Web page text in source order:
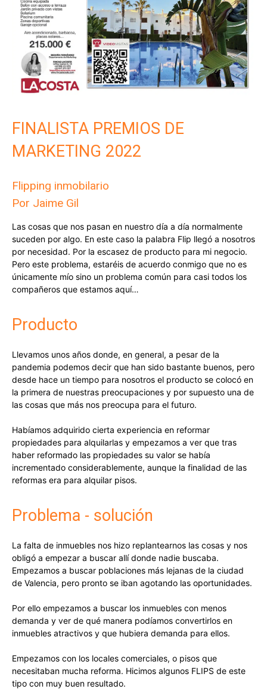
FINALISTA PREMIOS DE
MARKETING 2022
Flipping inmobilario
Por Jaime Gil
Las cosas que nos pasan en nuestro día a día normalmente
suceden por algo. En este caso la palabra Flip llegó a nosotros
por necesidad. Por la escasez de producto para mi negocio.
Pero este problema, estaréis de acuerdo conmigo que no es
únicamente mío sino un problema común para casi todos los
compañeros que estamos aquí…
Producto
Llevamos unos años donde, en general, a pesar de la
pandemia podemos decir que han sido bastante buenos, pero
desde hace un tiempo para nosotros el producto se colocó en
la primera de nuestras preocupaciones y por supuesto una de
las cosas que más nos preocupa para el futuro.
Habíamos adquirido cierta experiencia en reformar
propiedades para alquilarlas y empezamos a ver que tras
haber reformado las propiedades su valor se había
incrementado considerablemente, aunque la finalidad de las
reformas era para alquilar pisos.
Problema - solución
La falta de inmuebles nos hizo replantearnos las cosas y nos
obligó a empezar a buscar allí donde nadie buscaba.
Empezamos a buscar poblaciones más lejanas de la ciudad
de Valencia, pero pronto se iban agotando las oportunidades.
Por ello empezamos a buscar los inmuebles con menos
demanda y ver de qué manera podíamos convertirlos en
inmuebles atractivos y que hubiera demanda para ellos.
Empezamos con los locales comerciales, o pisos que
necesitaban mucha reforma. Hicimos algunos FLIPS de este
tipo con muy buen resultado.